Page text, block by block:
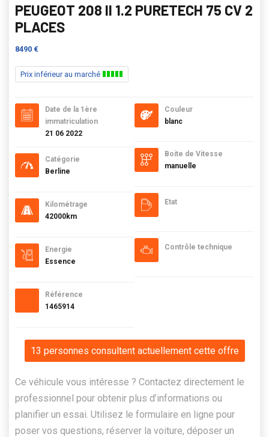
PEUGEOT 208 II 1.2 PURETECH 75 CV 2
PLACES
8490 €
Prix inférieur au marché
Date de la 1ère
immatriculation
21 06 2022
Catégorie
Berline
Kilométrage
42000km
Energie
Essence
Référence
1465914
Couleur
blanc
Boite de Vitesse
manuelle
Etat
Contrôle technique
13 personnes consultent actuellement cette offre
Ce véhicule vous intéresse ? Contactez directement le
professionnel pour obtenir plus d’informations ou
planifier un essai. Utilisez le formulaire en ligne pour
poser vos questions, réserver la voiture, déposer un